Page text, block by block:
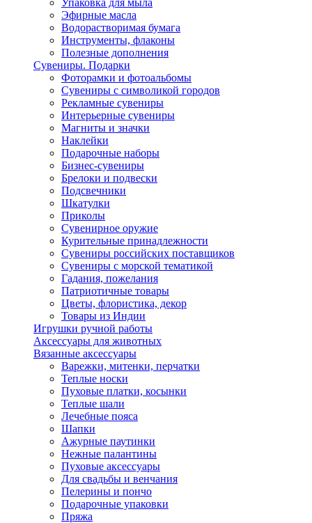
Упаковка для мыла
Эфирные масла
Водорастворимая бумага
Инструменты, флаконы
Полезные дополнения
Сувениры. Подарки
Фоторамки и фотоальбомы
Сувениры с символикой городов
Рекламные сувениры
Интерьерные сувениры
Магниты и значки
Наклейки
Подарочные наборы
Бизнес-сувениры
Брелоки и подвески
Подсвечники
Шкатулки
Приколы
Сувенирное оружие
Курительные принадлежности
Сувениры российских поставщиков
Сувениры с морской тематикой
Гадания, пожелания
Патриотичные товары
Цветы, флористика, декор
Товары из Индии
Игрушки ручной работы
Аксессуары для животных
Вязанные аксессуары
Варежки, митенки, перчатки
Теплые носки
Пуховые платки, косынки
Теплые шали
Лечебные пояса
Шапки
Ажурные паутинки
Нежные палантины
Пуховые аксессуары
Для свадьбы и венчания
Пелерины и пончо
Подарочные упаковки
Пряжа